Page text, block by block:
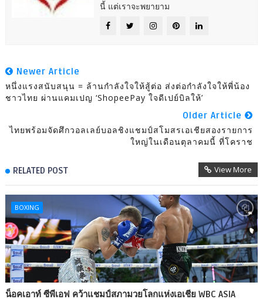
นี้ แต่เราจะพยายาม
Newer Article
หนึ่งแรงสนับสนุน = ล้านกำลังใจให้สู้ต่อ ส่งต่อกำลังใจให้พี่น้อง
ชาวไทย ผ่านแคมเปญ ‘ShopeePay ใจดีเปย์บิลให้’
Older Article
ไทยพร้อมจัดศึกวอลเลย์บอลชิงแชมป์สโมสรเอเชียสองรายการ
ใหญ่ในเดือนตุลาคมนี้ ที่โคราช
RELATED POST View More
BOXING
น็อคเอาท์ ซีพีเอฟ คว้าแชมป์สภามวยโลกแห่งเอเชีย WBC ASIA